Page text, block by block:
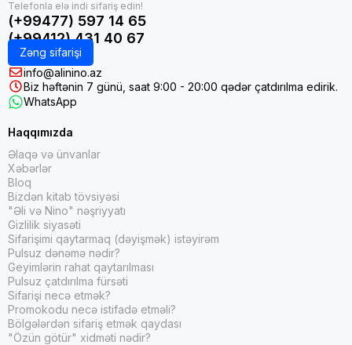
(+99477) 597 14 65
(+99412) 431 40 67
Zəng sifarişi
info@alinino.az
Biz həftənin 7 günü, saat 9:00 - 20:00 qədər çatdırılma edirik.
WhatsApp
Haqqımızda
Əlaqə və ünvanlar
Xəbərlər
Bloq
Bizdən kitab tövsiyəsi
"Əli və Nino" nəşriyyatı
Gizlilik siyasəti
Sifarişimi qaytarmaq (dəyişmək) istəyirəm
Pulsuz dənəmə nədir?
Geyimlərin rahat qaytarılması
Pulsuz çatdırılma fürsəti
Sifarişi necə etmək?
Promokodu necə istifadə etməli?
Bölgələrdən sifariş etmək qaydası
"Özün götür" xidməti nədir?